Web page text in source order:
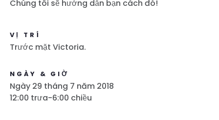
Chúng tôi sẽ hướng dẫn bạn cách đó!
VỊ TRÍ
Trước mặt Victoria.
NGÀY & GIỜ
Ngày 29 tháng 7 năm 2018
12:00 trưa-6:00 chiều